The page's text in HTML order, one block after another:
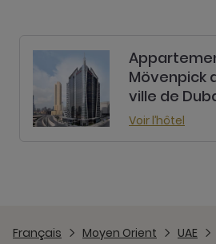
Mövenpick
ville de
Voir l’hôtel
Français Moyen Orient UAE